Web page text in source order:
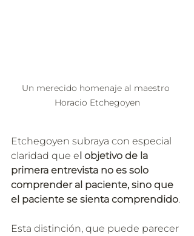
Un merecido homenaje al maestro
Horacio Etchegoyen
Etchegoyen subraya con especial
claridad que el objetivo de la
primera entrevista no es solo
comprender al paciente, sino que
el paciente se sienta comprendido.
Esta distinción, que puede parecer